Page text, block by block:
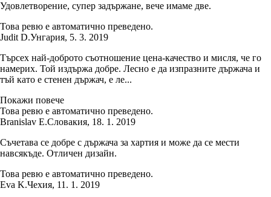
Удовлетворение, супер задържане, вече имаме две.
Това ревю е автоматично преведено.
Judit D.Унгария, 5. 3. 2019
Търсех най-доброто съотношение цена-качество и мисля, че го
намерих. Той издържа добре. Лесно е да изпразните държача и
тъй като е стенен държач, е ле...
Покажи повече
Това ревю е автоматично преведено.
Branislav E.Словакия, 18. 1. 2019
Съчетава се добре с държача за хартия и може да се мести
навсякъде. Отличен дизайн.
Това ревю е автоматично преведено.
Eva K.Чехия, 11. 1. 2019